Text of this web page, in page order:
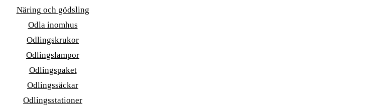
Näring och gödsling
Odla inomhus
Odlingskrukor
Odlingslampor
Odlingspaket
Odlingssäckar
Odlingsstationer